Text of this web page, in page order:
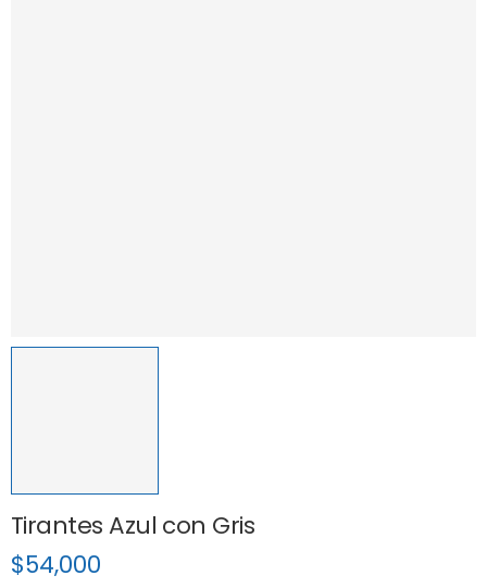
Tirantes Azul con Gris
$54,000